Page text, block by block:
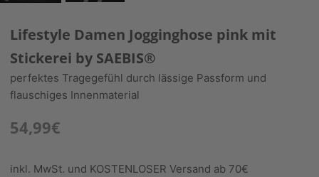
Lifestyle Damen Jogginghose pink mit
Stickerei by SAEBIS®
perfektes Tragegefühl durch lässige Passform und
flauschiges Innenmaterial
54,99€
inkl. MwSt. und KOSTENLOSER Versand ab 70€